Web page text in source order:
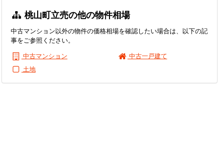
桃山町立売の他の物件相場
中古マンション以外の物件の価格相場を確認したい場合は、以下の記
事をご参照ください。
中古マンション
中古一戸建て
土地